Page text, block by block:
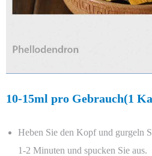
10-15ml pro Gebrauch(1
Heben Sie den Kopf und gurgeln
1-2 Minuten und spucken Sie aus.